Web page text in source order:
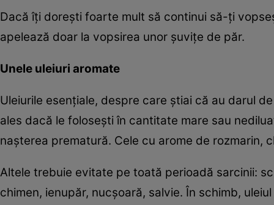
Dacă îţi doreşti foarte mult să continui să-ţi
apelează doar la vopsirea unor şuviţe de păr.
Unele uleiuri aromate
Uleiurile esenţiale, despre care ştiai că au darul
ales dacă le foloseşti în cantitate mare sau
naşterea prematură. Cele cu arome de rozmarin,
Altele trebuie evitate pe toată perioadă sarcinii:
chimen, ienupăr, nucşoară, salvie. În schimb,